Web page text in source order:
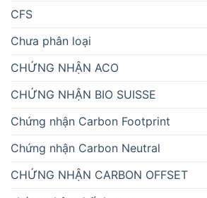
CFS
Chưa phân loại
CHỨNG NHẬN ACO
CHỨNG NHẬN BIO SUISSE
Chứng nhận Carbon Footprint
Chứng nhận Carbon Neutral
CHỨNG NHẬN CARBON OFFSET